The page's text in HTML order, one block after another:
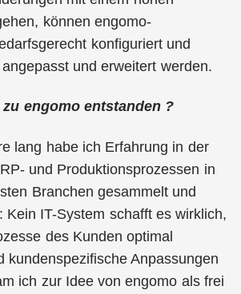
können engomo-
konfiguriert und
und erweitert werden.
engomo entstanden ?
lang habe ich Erfahrung in der
und Produktionsprozessen in
Branchen gesammelt und
Kein IT-System schafft es wirklich,
des Kunden optimal
kundenspezifische Anpassungen
ich zur Idee von engomo als frei